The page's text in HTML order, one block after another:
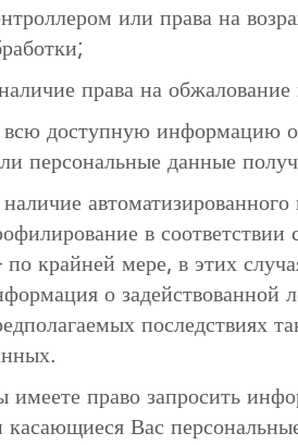
или права на
права на обжалование
всю доступную информацию
персональные данные
наличие
в
крайней мере, в этих
о задействованной
последствиях
имеете право запросить
касающиеся Вас